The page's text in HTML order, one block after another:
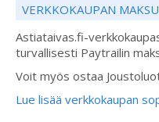
VERKKOKAUPAN
Astiataivas.fi-
turvallisesti Paytrailin
Voit myös ostaa
Lue lisää verkkokaupan